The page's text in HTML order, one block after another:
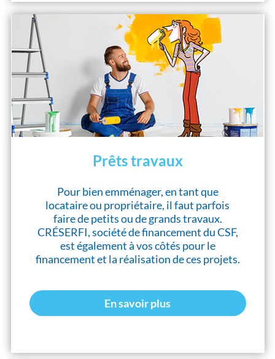
Prêts travaux
Pour bien emménager, en tant que
locataire ou propriétaire, il faut parfois
faire de petits ou de grands travaux.
CRÉSERFI, société de financement du CSF,
est également à vos côtés pour le
financement et la réalisation de ces projets.
En savoir plus